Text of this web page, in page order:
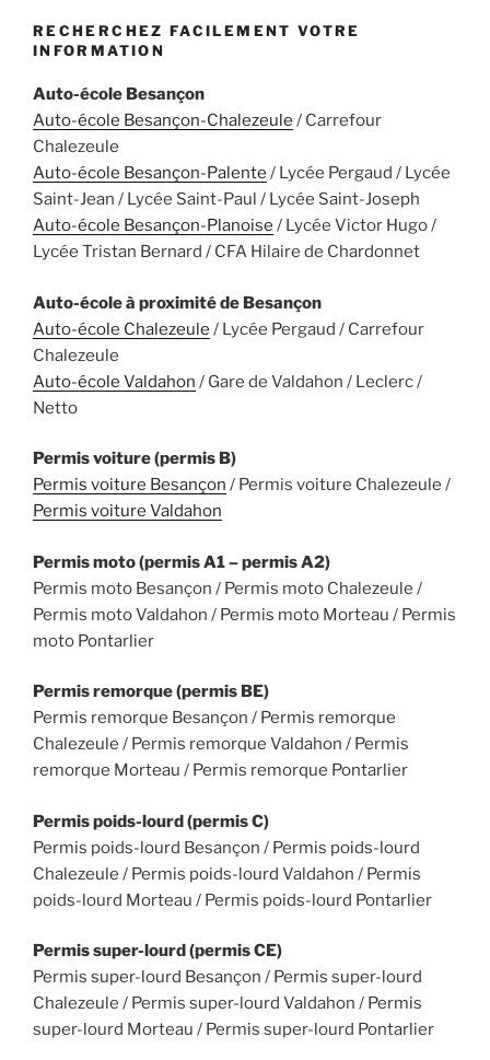
RECHERCHEZ FACILEMENT VOTRE
INFORMATION
Auto-école Besançon
Auto-école Besançon-Chalezeule / Carrefour
Chalezeule
Auto-école Besançon-Palente / Lycée Pergaud / Lycée
Saint-Jean / Lycée Saint-Paul / Lycée Saint-Joseph
Auto-école Besançon-Planoise / Lycée Victor Hugo /
Lycée Tristan Bernard / CFA Hilaire de Chardonnet
Auto-école à proximité de Besançon
Auto-école Chalezeule / Lycée Pergaud / Carrefour
Chalezeule
Auto-école Valdahon / Gare de Valdahon / Leclerc /
Netto
Permis voiture (permis B)
Permis voiture Besançon / Permis voiture Chalezeule /
Permis voiture Valdahon
Permis moto (permis A1 – permis A2)
Permis moto Besançon / Permis moto Chalezeule /
Permis moto Valdahon / Permis moto Morteau / Permis
moto Pontarlier
Permis remorque (permis BE)
Permis remorque Besançon / Permis remorque
Chalezeule / Permis remorque Valdahon / Permis
remorque Morteau / Permis remorque Pontarlier
Permis poids-lourd (permis C)
Permis poids-lourd Besançon / Permis poids-lourd
Chalezeule / Permis poids-lourd Valdahon / Permis
poids-lourd Morteau / Permis poids-lourd Pontarlier
Permis super-lourd (permis CE)
Permis super-lourd Besançon / Permis super-lourd
Chalezeule / Permis super-lourd Valdahon / Permis
super-lourd Morteau / Permis super-lourd Pontarlier